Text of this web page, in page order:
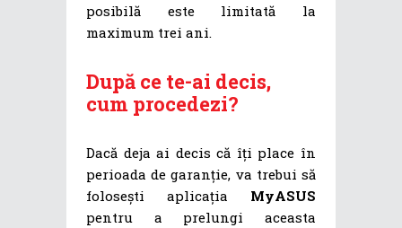
posibilă este limitată la
maximum trei ani.
După ce te-ai decis,
cum procedezi?
Dacă deja ai decis că îți place în
perioada de garanție, va trebui să
folosești aplicația MyASUS
pentru a prelungi aceasta